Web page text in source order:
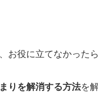
お役に立てなかった
りを解消する方法を